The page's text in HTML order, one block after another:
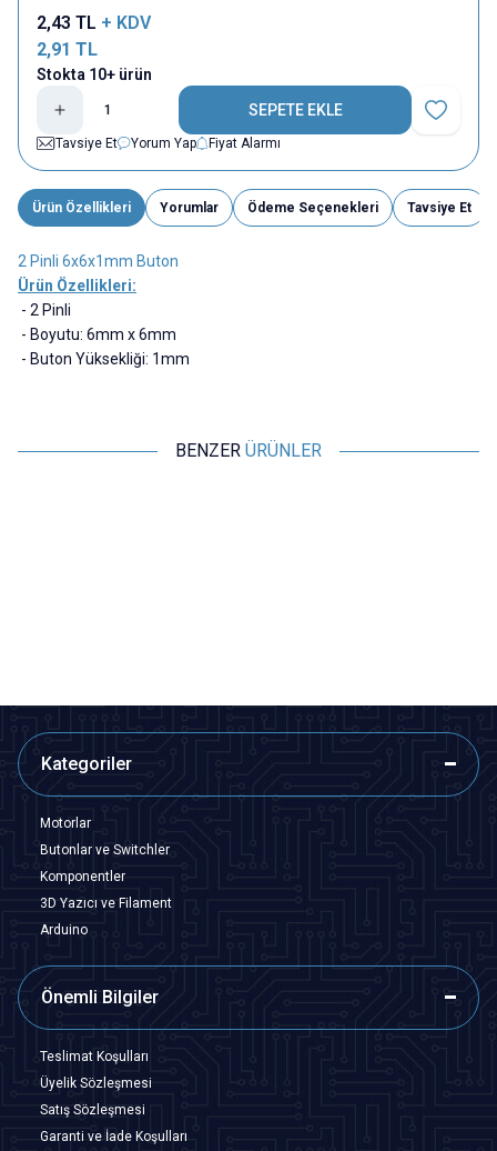
2,43 TL + KDV
2,91 TL
Stokta 10+ ürün
SEPETE EKLE
Favoriye
Tavsiye Et
Yorum Yap Fiyat Alarmı
Ürün Özellikleri Yorumlar Ödeme Seçenekleri Tavsiye Et
2 Pinli 6x6x1mm Buton
Ürün Özellikleri:
- 2 Pinli
- Boyutu: 6mm x 6mm
- Buton Yüksekliği: 1mm
BENZER ÜRÜNLER
Kategoriler
Motorlar
Butonlar ve Switchler
Komponentler
3D Yazıcı ve Filament
Arduino
Önemli Bilgiler
Teslimat Koşulları
Üyelik Sözleşmesi
Satış Sözleşmesi
Garanti ve İade Koşulları